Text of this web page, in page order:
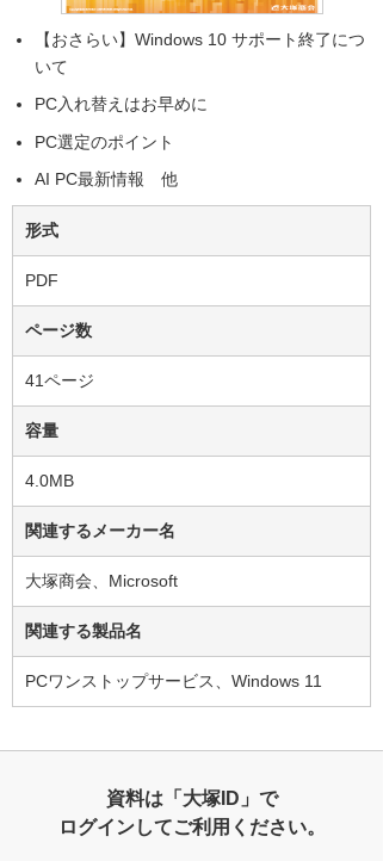
【おさらい】Windows 10 サポート終了につ
いて
PC入れ替えはお早めに
PC選定のポイント
AI PC最新情報 他
形式
PDF
ページ数
41ページ
容量
4.0MB
関連するメーカー名
大塚商会、Microsoft
関連する製品名
PCワンストップサービス、Windows 11
資料は「大塚ID」で
ログインしてご利用ください。